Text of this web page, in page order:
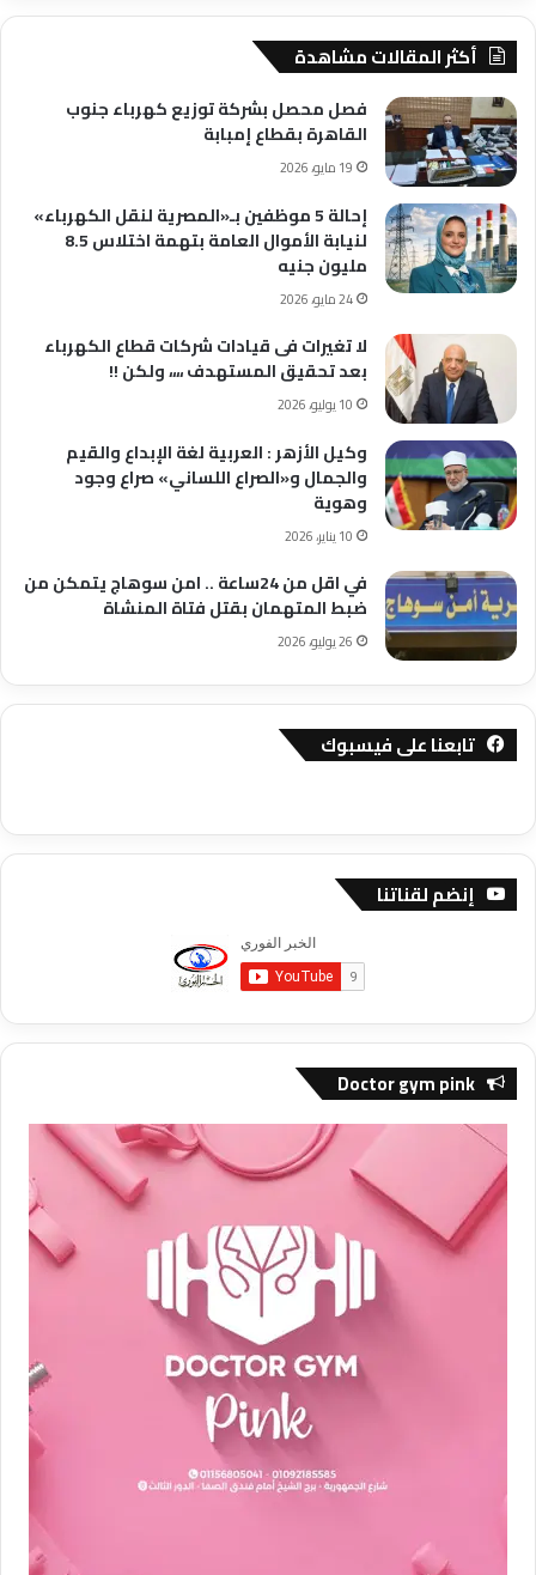
أكثر المقالات مشاهدة
فصل محصل بشركة توزيع كهرباء جنوب
القاهرة بقطاع إمبابة
19 مايو، 2026
إحالة 5 موظفين بـ«المصرية لنقل الكهرباء»
لنيابة الأموال العامة بتهمة اختلاس 8.5
مليون جنيه
24 مايو، 2026
لا تغيرات فى قيادات شركات قطاع الكهرباء
بعد تحقيق المستهدف ،،،، ولكن !!
10 يوليو، 2026
وكيل الأزهر : العربية لغة الإبداع والقيم
والجمال و«الصراع اللساني» صراع وجود
وهوية
10 يناير، 2026
في اقل من 24ساعة .. امن سوهاج يتمكن من
ضبط المتهمان بقتل فتاة المنشاة
26 يوليو، 2026
تابعنا على فيسبوك
إنضم لقناتنا
Doctor gym pink